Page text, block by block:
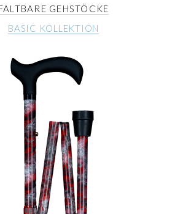
GEHSTÖCKE
BASIC KOLLEKTION